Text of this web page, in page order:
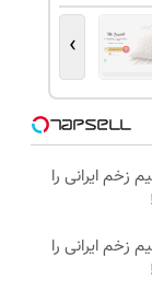
›
زخم ایرانی را
زخم ایرانی را